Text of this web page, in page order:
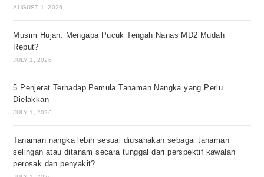
AUGUST 1, 2026
Musim Hujan: Mengapa Pucuk Tengah Nanas MD2 Mudah
Reput?
JULY 1, 2026
5 Penjerat Terhadap Pemula Tanaman Nangka yang Perlu
Dielakkan
JULY 1, 2026
Tanaman nangka lebih sesuai diusahakan sebagai tanaman
selingan atau ditanam secara tunggal dari perspektif kawalan
perosak dan penyakit?